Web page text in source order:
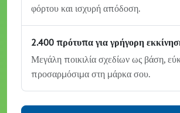
φόρτου και ισχυρή απόδοση.
2.400 πρότυπα για γρήγορη
Μεγάλη ποικιλία σχεδίων ως βάση,
προσαρμόσιμα στη μάρκα σου.